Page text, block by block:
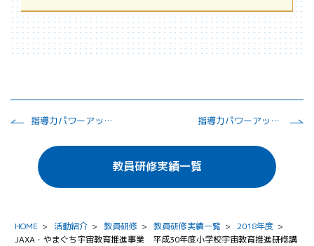
指導力パワーアップ研修 指導力パワーアップ研修
教員研修実績一覧
HOME > 活動紹介 > 教員研修 > 教員研修実績一覧 > 2018年度 >
JAXA・やまぐち宇宙教育推進事業 平成30年度小学校宇宙教育推進研修講